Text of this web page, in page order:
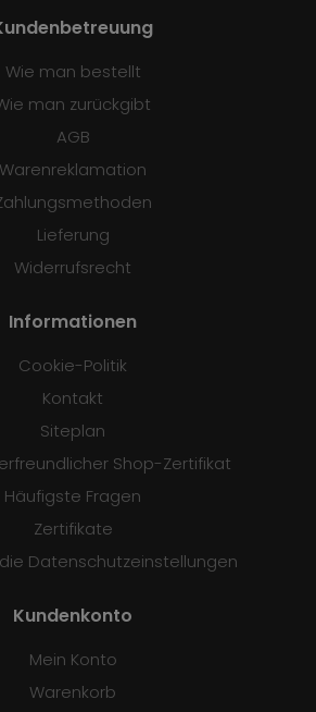
Wie man bestellt
man zurückgibt
AGB
Warenreklamation
Lieferung
Widerrufsrecht
Informationen
Cookie-Politik
Kontakt
Siteplan
Shop-Zertifikat
Häufigste Fragen
Zertifikate
Datenschutzeinstellungen
Kundenkonto
Mein Konto
Warenkorb